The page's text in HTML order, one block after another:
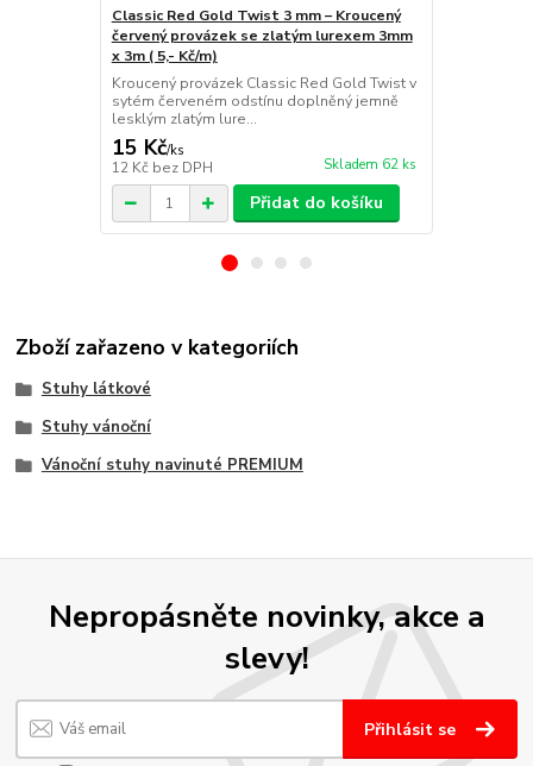
Classic Red Gold Twist 3 mm – Kroucený
červený provázek se zlatým lurexem 3mm
x 3m ( 5,- Kč/m)
Kroucený provázek Classic Red Gold Twist v
sytém červeném odstínu doplněný jemně
lesklým zlatým lure...
15 Kč/ks
12 Kč bez DPH Skladem 62 ks
Přidat do košíku
Zboží zařazeno v kategoriích
Stuhy látkové
Stuhy vánoční
Vánoční stuhy navinuté PREMIUM
Nepropásněte novinky, akce a
slevy!
Přihlásit se